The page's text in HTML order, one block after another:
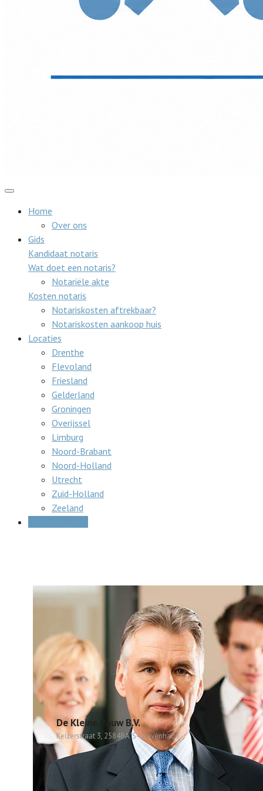
Home
Over ons
Gids
Kandidaat notaris
Wat doet een notaris?
Notariële akte
Kosten notaris
Notariskosten aftrekbaar?
Notariskosten aankoop huis
Locaties
Drenthe
Flevoland
Friesland
Gelderland
Groningen
Overijssel
Limburg
Noord-Brabant
Noord-Holland
Utrecht
Zuid-Holland
Zeeland
De Kleine Pauw B.V.
Keizerstraat 3, 2584BA 'S-Gravenhage